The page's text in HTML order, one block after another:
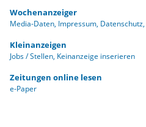
Wochenanzeiger
Media-Daten Impressum Datenschutz
Kleinanzeigen
Jobs / Stellen Keinanzeige inserieren
Zeitungen online lesen
e-Paper